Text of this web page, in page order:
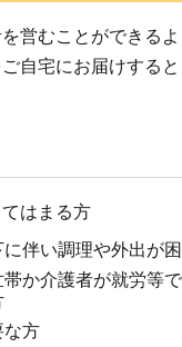
営むことができる
自宅にお届けする
はまる方
伴い調理や外出が
か介護者が就労等
な方